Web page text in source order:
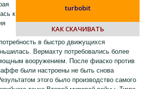
turbobit
КАК СКАЧИВАТЬ
к
в быстро движущихся
Вермахту потребовались более
вооружением. После фиаско против
были настроены не быть снова
этого было производство самого